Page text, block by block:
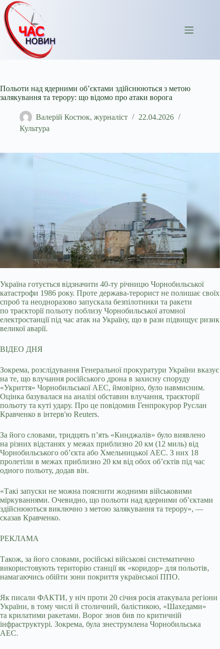
Перейти
до
вмісту
Польоти над ядерними об’єктами здійснюються з метою
залякування та терору: що відомо про атаки ворога
Валерій Костюк, журналіст
22.04.2026
Культура
Україна готується відзначити 40-ту річницю Чорнобильської
катастрофи 1986 року. Проте держава-терорист не полишає своїх
спроб та неодноразово запускала безпілотники та ракети
по траєкторії польоту поблизу Чорнобильської атомної
електростанції під час атак на Україну, що в рази підвищує ризик
великої аварії.
ВІДЕО ДНЯ
Зокрема, розслідування Генеральної прокуратури України вказує
на те, що влучання російського дрона в захисну споруду
«Укриття» Чорнобильської АЕС, ймовірно, було навмисним.
Оцінка базувалася на аналізі обставин влучання, траєкторії
польоту та куті удару. Про це повідомив Генпрокурор Руслан
Кравченко в інтерв'ю Reuters.
За його словами, тридцять п’ять «Кинджалів» було виявлено
на різних відстанях у межах приблизно 20 км (12 миль) від
Чорнобильського об’єкта або Хмельницької АЕС. З них 18
пролетіли в межах приблизно 20 км від обох об’єктів під час
одного польоту, додав він.
«Такі запуски не можна пояснити жодними військовими
міркуваннями. Очевидно, що польоти над ядерними об’єктами
здійснюються виключно з метою залякування та терору», —
сказав Кравченко.
РЕКЛАМА
Також, за його словами, російські військові систематично
використовують територію станції як «коридор» для польотів,
намагаючись обійти зони покриття української ППО.
Як писали ФАКТИ, у ніч проти 20 січня росія атакувала регіони
України, в тому числі й столичний, балістикою, «Шахедами»
та крилатими ракетами. Ворог знов бив по критичній
інфраструктурі. Зокрема, була знеструмлена Чорнобильська
АЕС.